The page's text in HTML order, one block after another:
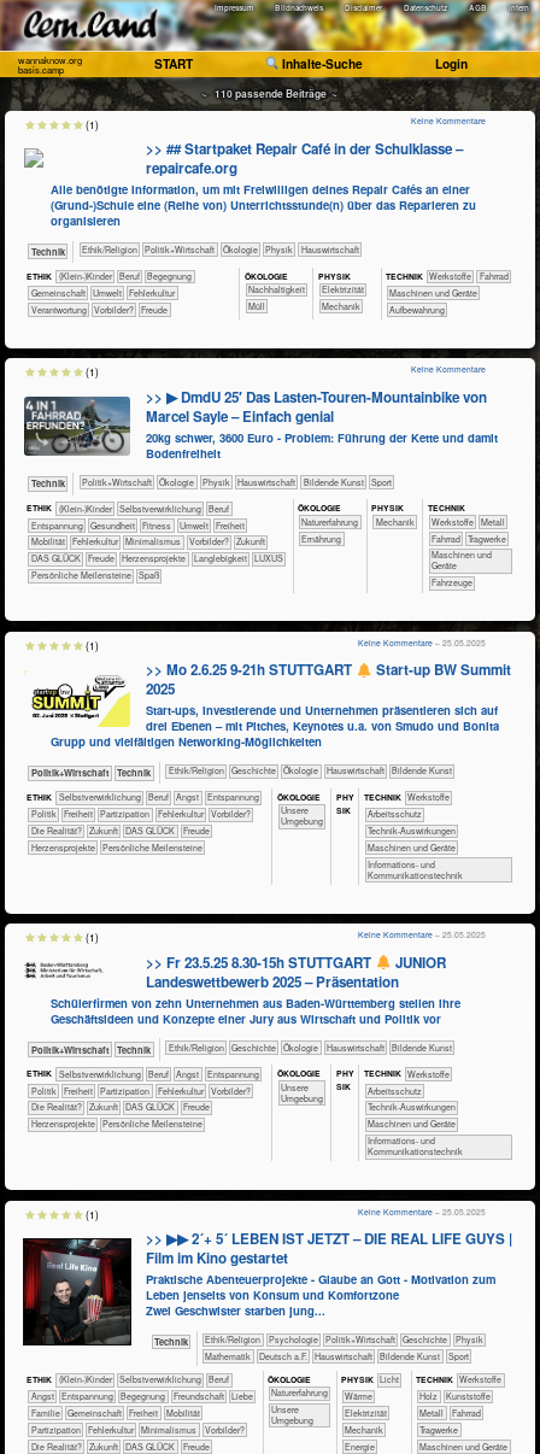
Impressum Bildnachweis Disclaimer Datenschutz AGB Intern
wannaknow.org
basis.camp START Inhalte-Suche Login
~ 110 passende Beiträge ~
>> ## Startpaket Repair Café in der Schulklasse –
repaircafe.org
Alle benötigte Information, um mit Freiwilligen deines Repair Cafés an einer
(Grund-)Schule eine (Reihe von) Unterrichtsstunde(n) über das Reparieren zu
organisieren
​Technik ​​​​​​​​​​Ethik/​Religion ​​​​​​​​​Politik+​Wirtschaft ​​​​​​​​Ökologie ​​​​​​​Physik ​Haus­wirtschaft
ETHIK (Klein-)Kinder ​​​​​​​​​​​​​​​Beruf
​​​​​​​​​​​​Begegnung
​​​​​​​​​​Gemeinschaft
​​​​​Umwelt
​​Fehlerkultur
​​Verantwortung
​​Vorbilder? Freude
ÖKO​LOGIE
​​​​​​​​​​​​​​​Nachhaltigkeit
​Müll
PHY​SIK
​​​Elektrizität
​​​Mechanik
TECH​NIK ​​​​​​​​​Werkstoffe
​​​​​​​Fahrrad
​​​​Maschinen und Geräte
Aufbewahrung
Keine Kommentare
(1)
>> ▶ DmdU 25′ Das Lasten-Touren-Mountainbike von
Marcel Sayle – Einfach genial
20kg schwer, 3600 Euro - Problem: Führung der Kette und damit
Bodenfreiheit
​Technik ​​​​​​​​​Politik+​Wirtschaft ​​​​​​​​Ökologie ​​​​​​​Physik ​Haus­wirtschaft Bildende Kunst Sport
ETHIK (Klein-)Kinder ​​​​​​​​​​​​​​​​​​​​​​​​​​​​​​​​​​​​​​​​Selbst­verwirklichung
​​​​​​​​​​​​​​​Beruf
​​​​​​​​​​​​​Entspannung
​​​​​​Gesundheit ​​​​​Fitness ​​​​​Umwelt
​​​Freiheit
​​​Mobilität
​​Fehlerkultur ​​Minimalismus ​​Vorbilder?
​Zukunft
DAS GLÜCK
Freude Herzensprojekte Langlebigkeit
LUXUS
Persönliche Meilensteine
Spaß
ÖKO​LOGIE
​​​​​​​​​​​​​Naturerfahrung
​​​​Ernährung
PHY​SIK
​​​Mechanik
TECH​NIK
​​​​​​​​​Werkstoffe
​​​​​​​​Metall
​​​​​​​Fahrrad
​​​​​Tragwerke
​​​​Maschinen und
Geräte
​Fahrzeuge
Keine Kommentare
(1)
>> Mo 2.6.25 9-21h STUTTGART
Start-up BW Summit
2025
Start-ups, Investierende und Unternehmen präsentieren sich auf
drei Ebenen – mit Pitches, Keynotes u.a. von Smudo und Bonita
Grupp und vielfältigen Networking-Möglichkeiten
​​​​​​​​​Politik+​Wirtschaft ​Technik ​​​​​​​​​​Ethik/​Religion ​​​​​​​​Geschichte ​​​​​​​​Ökologie ​Haus­wirtschaft Bildende Kunst
ETHIK ​​​​​​​​​​​​​​​​​​​​​​​​​​​​​​​​​​​​​​​​Selbst­verwirklichung ​​​​​​​​​​​​​​​Beruf ​​​​​​​​​​​​​Angst
​​​​​​​​​​​​​Entspannung
​​​​​​​​​Politik
​​​Freiheit ​​​Partizipation ​​Fehlerkultur
​​Vorbilder?
​Die Realität?
​Zukunft DAS GLÜCK
Freude
Herzensprojekte
Persönliche Meilensteine
ÖKO​LOGIE
​​​​​​​​​​​​​Unsere
Umgebung
PHY​
SIK
TECH​NIK ​​​​​​​​​Werkstoffe
​​​​​​Arbeitsschutz
​​​​​​Technik-Auswirkungen
​​​​Maschinen und Geräte
​​​Informations- und
Kommunikationstechnik
Keine Kommentare – 25.05.2025
(1)
>> Fr 23.5.25 8.30-15h STUTTGART
JUNIOR
Landeswettbewerb 2025 – Präsentation
Schülerfirmen von zehn Unternehmen aus Baden-Württemberg stellen ihre
Geschäftsideen und Konzepte einer Jury aus Wirtschaft und Politik vor
​​​​​​​​​Politik+​Wirtschaft ​Technik ​​​​​​​​​​Ethik/​Religion ​​​​​​​​Geschichte ​​​​​​​​Ökologie ​Haus­wirtschaft Bildende Kunst
ETHIK ​​​​​​​​​​​​​​​​​​​​​​​​​​​​​​​​​​​​​​​​Selbst­verwirklichung ​​​​​​​​​​​​​​​Beruf ​​​​​​​​​​​​​Angst
​​​​​​​​​​​​​Entspannung
​​​​​​​​​Politik
​​​Freiheit ​​​Partizipation ​​Fehlerkultur
​​Vorbilder?
​Die Realität?
​Zukunft DAS GLÜCK
Freude
Herzensprojekte
Persönliche Meilensteine
ÖKO​LOGIE
​​​​​​​​​​​​​Unsere
Umgebung
PHY​
SIK
TECH​NIK ​​​​​​​​​Werkstoffe
​​​​​​Arbeitsschutz
​​​​​​Technik-Auswirkungen
​​​​Maschinen und Geräte
​​​Informations- und
Kommunikationstechnik
Keine Kommentare – 25.05.2025
(1)
>> ▶▶ 2´+ 5´ LEBEN IST JETZT – DIE REAL LIFE GUYS |
Film im Kino gestartet
Praktische Abenteuerprojekte - Glaube an Gott - Motivation zum
Leben jenseits von Konsum und Komfortzone
Zwei Geschwister starben jung...
​Technik ​​​​​​​​​​Ethik/​Religion ​​​​​​​​​​Psychologie ​​​​​​​​​Politik+​Wirtschaft ​​​​​​​​Geschichte
​​​​​​​Physik
​​​​​​Mathematik
​​​Deutsch a.F. ​Haus­wirtschaft Bildende Kunst
Sport
ETHIK (Klein-)Kinder ​​​​​​​​​​​​​​​​​​​​​​​​​​​​​​​​​​​​​​​​Selbst­verwirklichung
​​​​​​​​​​​​​​​Beruf
​​​​​​​​​​​​​Angst
​​​​​​​​​​​​​Entspannung ​​​​​​​​​​​​Begegnung ​​​​​​​​​​​​Freundschaft
​​​​​​​​​​​​Liebe
​​​​​​​​​​​Familie
​​​​​​​​​​Gemeinschaft ​​​Freiheit
​​​Mobilität
​​​Partizipation
​​Fehlerkultur ​​Minimalismus
​​Vorbilder?
​Die Realität?
​Zukunft DAS GLÜCK
Freude
ÖKO​LOGIE
​​​​​​​​​​​​​Naturerfahrung
​​​​​​​​​​​​​Unsere
Umgebung
PHY​SIK ​​​​​Licht
​​​​​Wärme
​​​Elektrizität
​​​Mechanik
​​Energie
TECH​NIK ​​​​​​​​​Werkstoffe
​​​​​​​​Holz
​​​​​​​​Kunststoffe
​​​​​​​​Metall
​​​​​​​Fahrrad
​​​​​Tragwerke
​​​​Maschinen und Geräte
Keine Kommentare – 25.05.2025
(1)